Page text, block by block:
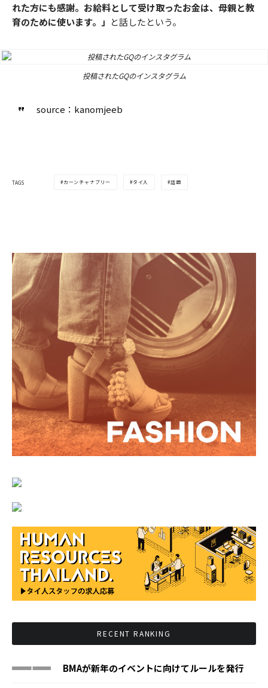
れた方にも感謝。お給料として受け取ったお金は、母親と教
育のために使います。」 と話したという。
投稿されたGQのインスタグラム
source：kanomjeeb
TAGS カーンチャナブリー タイ人 話題
RECENT RANKING
BMAが新年のイベントに向けてルールを発行